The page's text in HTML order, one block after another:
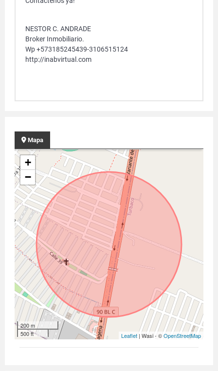
NESTOR C. ANDRADE
Broker Inmobiliario.
Wp +573185245439-3106515124
http://inabvirtual.com
Mapa
+
−
200 m
500 ft
Leaflet | Wasi - ©OpenStreetMap